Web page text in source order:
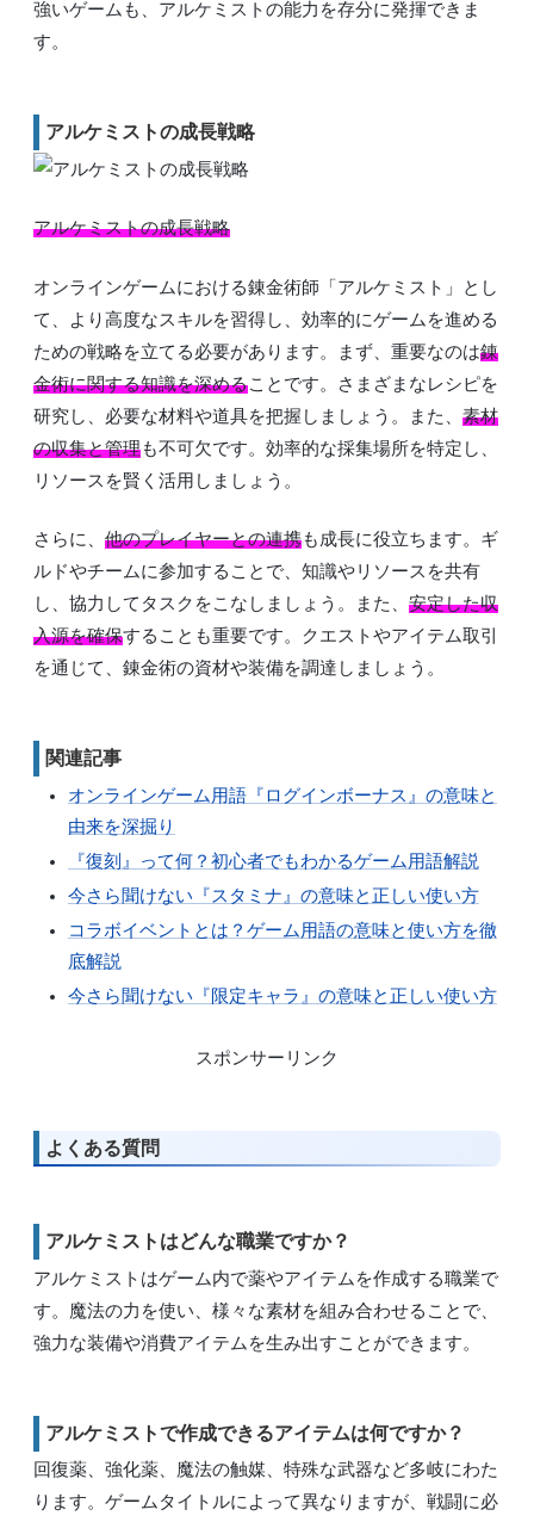
強いゲームも、アルケミストの能力を存分に発揮できま
す。
アルケミストの成長戦略
アルケミストの成長戦略
オンラインゲームにおける錬金術師「アルケミスト」とし
て、より高度なスキルを習得し、効率的にゲームを進める
ための戦略を立てる必要があります。まず、重要なのは錬
金術に関する知識を深めることです。さまざまなレシピを
研究し、必要な材料や道具を把握しましょう。また、 素材
の収集と管理も不可欠です。効率的な採集場所を特定し、
リソースを賢く活用しましょう。
さらに、 他のプレイヤーとの連携も成長に役立ちます。ギ
ルドやチームに参加することで、知識やリソースを共有
し、協力してタスクをこなしましょう。また、 安定した収
入源を確保することも重要です。クエストやアイテム取引
を通じて、錬金術の資材や装備を調達しましょう。
関連記事
オンラインゲーム用語『ログインボーナス』の意味と
由来を深掘り
『復刻』って何？初心者でもわかるゲーム用語解説
今さら聞けない『スタミナ』の意味と正しい使い方
コラボイベントとは？ゲーム用語の意味と使い方を徹
底解説
今さら聞けない『限定キャラ』の意味と正しい使い方
スポンサーリンク
よくある質問
アルケミストはどんな職業ですか？
アルケミストはゲーム内で薬やアイテムを作成する職業で
す。魔法の力を使い、様々な素材を組み合わせることで、
強力な装備や消費アイテムを生み出すことができます。
アルケミストで作成できるアイテムは何ですか？
回復薬、強化薬、魔法の触媒、特殊な武器など多岐にわた
ります。ゲームタイトルによって異なりますが、戦闘に必